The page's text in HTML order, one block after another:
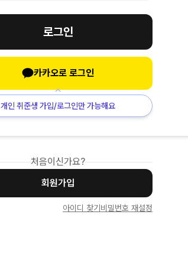
로그인
카카오로 로그인
개인 취준생 가입/로그인만 가능해요
처음이신가요?
회원가입
아이디 찾기 비밀번호 재설정